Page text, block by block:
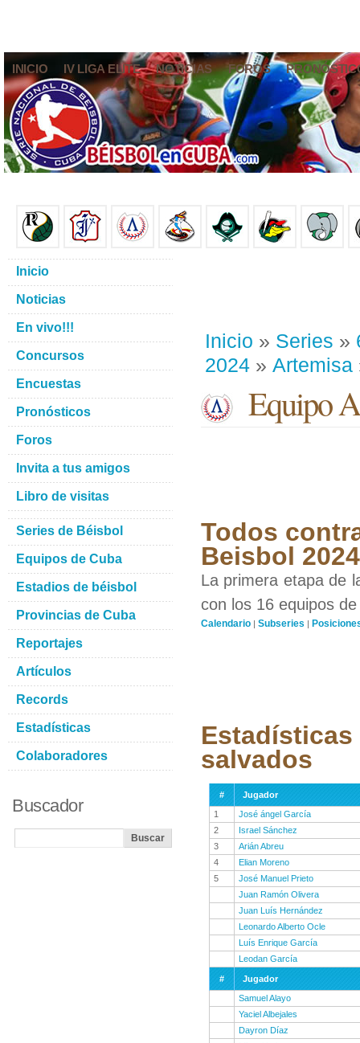
INICIO IV LIGA ELITE NOTICIAS FOROS
Inicio » Series »
2024 » Artemisa
Equipo
Todos
Beisbol 2024
La primera etapa de
con los 16 equipos
Calendario | Subseries |
salvados
#
Jugador
1
José ángel García
2
Israel Sánchez
3
Arián Abreu
4
Elian Moreno
5
José Manuel Prieto
Juan Ramón Olivera
Juan Luís Hernández
Leonardo Alberto Ocle
Luís Enrique García
Leodan García
#
Jugador
Samuel Alayo
Yaciel Albejales
Dayron Díaz
Inicio
Noticias
En vivo!!!
Concursos
Encuestas
Pronósticos
Foros
Invita a tus amigos
Libro de visitas
Series de Béisbol
Equipos de Cuba
Estadios de béisbol
Provincias de Cuba
Reportajes
Artículos
Records
Estadísticas
Colaboradores
Buscador